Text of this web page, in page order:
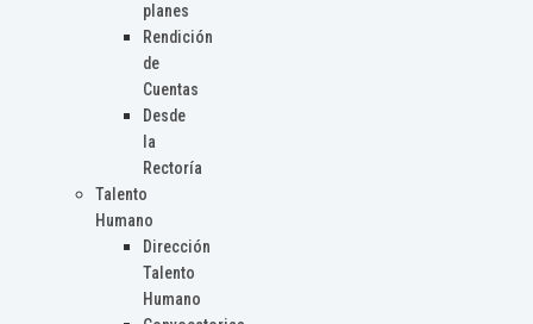
planes
Rendición
de
Cuentas
Desde
la
Rectoría
Talento
Humano
Dirección
Talento
Humano